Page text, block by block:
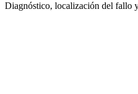
Diagnóstico, localización del fallo